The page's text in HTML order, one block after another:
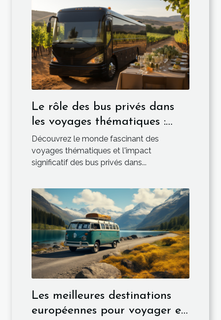
Le rôle des bus privés dans
les voyages thématiques :
œnologie, histoire,
gastronomie
Découvrez le monde fascinant des
voyages thématiques et l'impact
significatif des bus privés dans...
Les meilleures destinations
européennes pour voyager en